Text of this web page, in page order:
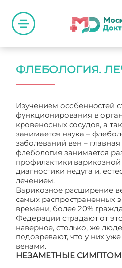
ФЛЕБОЛОГИЯ.
Изучением особенностей
функционирования в
кровеносных сосудов, а
занимается наука –
заболеваний вен –
флебология занимается
профилактики
диагностики недуга и,
лечением.
Варикозное расширение
самых распространенных
времени, более 20%
Федерации страдают от
наверное, столько, же
подозревают, что у них
венами.
НЕЗАМЕТНЫЕ